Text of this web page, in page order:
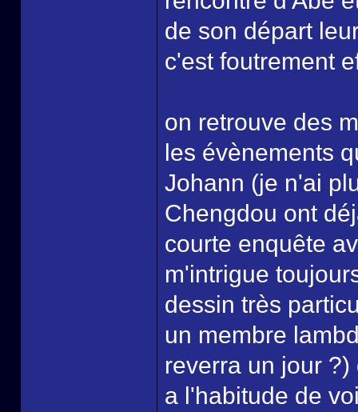
de son départ
c'est foutrement
on retrouve des
les évènements
Johann (je n'ai
Chengdou ont
courte enquête
m'intrigue
dessin très
un membre
reverra un jour
a l'habitude de